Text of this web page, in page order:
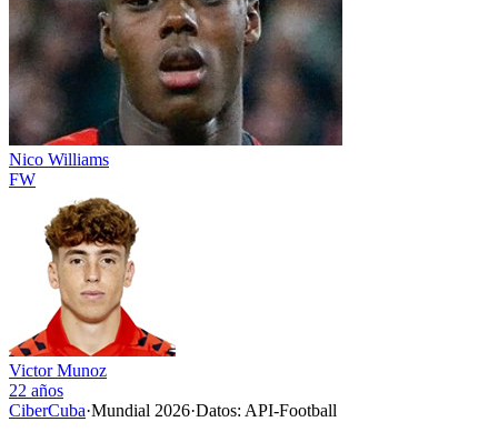
Nico Williams
FW
Victor Munoz
22 años
CiberCuba·Mundial 2026·Datos: API-Football